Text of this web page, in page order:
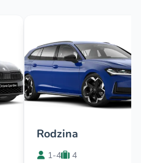
Rodzina
1-4
4